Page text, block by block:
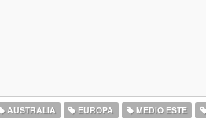
AUSTRALIA EUROPA MEDIO ESTE